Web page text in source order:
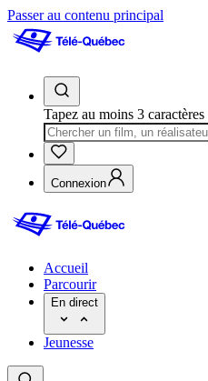
Passer au contenu principal
Tapez au moins 3
Connexion
Accueil
Parcourir
En direct
Jeunesse